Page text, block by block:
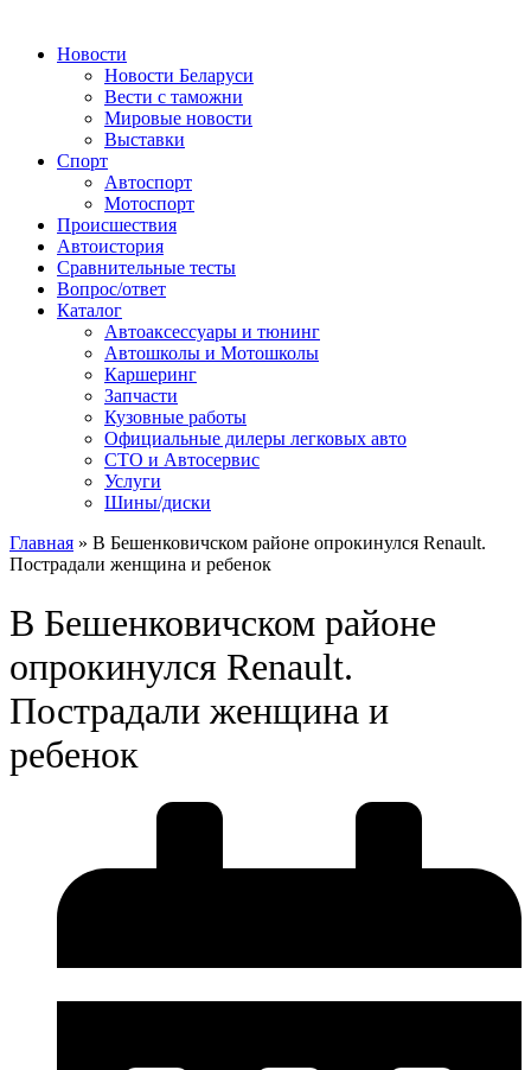
Сайт про автомобили
Новости
Новости Беларуси
Вести с таможни
Мировые новости
Выставки
Спорт
Автоспорт
Мотоспорт
Происшествия
Автоистория
Сравнительные тесты
Вопрос/ответ
Каталог
Автоакcессуары и тюнинг
Автошколы и Мотошколы
Каршеринг
Запчасти
Кузовные работы
Официальные дилеры легковых авто
СТО и Автосервис
Услуги
Шины/диски
Главная » В Бешенковичском районе опрокинулся Renault.
Пострадали женщина и ребенок
В Бешенковичском районе
опрокинулся Renault.
Пострадали женщина и
ребенок